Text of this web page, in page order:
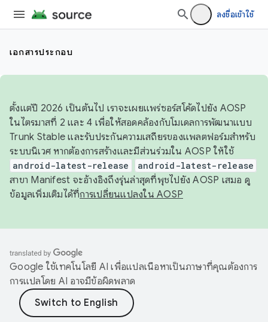
ลงชื่อเข้าใช้
เอกสารประกอบ
ตั้งแต่ปี 2026 เป็นต้นไป เราจะเผยแพร่ซอร์สโค้ดไปยัง AOSP
ในไตรมาสที่ 2 และ 4 เพื่อให้สอดคล้องกับโมเดลการพัฒนาแบบ
Trunk Stable และรับประกันความเสถียรของแพลตฟอร์มสำหรับ
ระบบนิเวศ หากต้องการสร้างและมีส่วนร่วมใน AOSP ให้ใช้
android-latest-release android-latest-release
สาขา Manifest จะอ้างอิงถึงรุ่นล่าสุดที่พุชไปยัง AOSP เสมอ ดู
ข้อมูลเพิ่มเติมได้ที่การเปลี่ยนแปลงใน AOSP
Google ใช้เทคโนโลยี AI เพื่อแปลเนื้อหาเป็นภาษาที่คุณต้องการ
การแปลโดย AI อาจมีข้อผิดพลาด